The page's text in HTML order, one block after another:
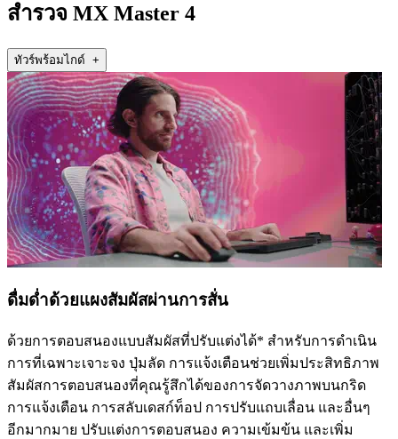
สำรวจ MX Master 4
ทัวร์พร้อมไกด์ +
ดื่มด่ำด้วยแผงสัมผัสผ่านการสั่น
ด้วยการตอบสนองแบบสัมผัสที่ปรับแต่งได้* สำหรับการดำเนิน
การที่เฉพาะเจาะจง ปุ่มลัด การแจ้งเตือนช่วยเพิ่มประสิทธิภาพ
สัมผัสการตอบสนองที่คุณรู้สึกได้ของการจัดวางภาพบนกริด
การแจ้งเตือน การสลับเดสก์ท็อป การปรับแถบเลื่อน และอื่นๆ
อีกมากมาย ปรับแต่งการตอบสนอง ความเข้มข้น และเพิ่ม